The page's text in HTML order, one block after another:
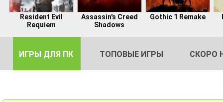
Resident Evil
Requiem
Assassin's Creed
Shadows
Gothic 1 Remake
ИГРЫ ДЛЯ ПК ТОПОВЫЕ ИГРЫ СКОРО